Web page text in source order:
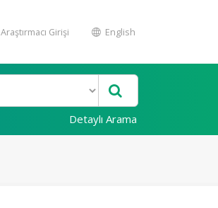
Araştırmacı Girişi English
Detaylı Arama